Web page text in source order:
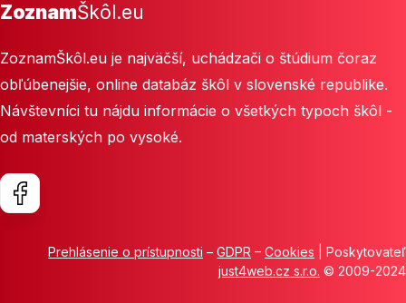
ZoznamŠkôl.eu
ZoznamŠkôl.eu je najväčší, uchádzači o štúdium čoraz
obľúbenejšie, online databáz škôl v slovenské republike.
Návštevníci tu nájdu informácie o všetkých typoch škôl -
od materských po vysoké.
Prehlásenie o prístupnosti – GDPR – Cookies | Poskytovateľ
just4web.cz s.r.o. © 2009-2024